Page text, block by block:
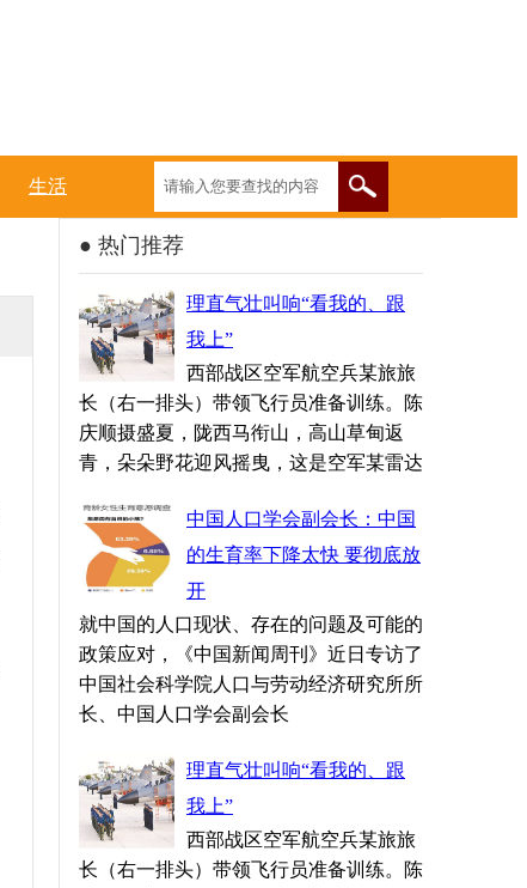
生活
● 热门推荐
理直气壮叫响“看我的、跟
我上”
西部战区空军航空兵某旅旅
长（右一排头）带领飞行员准备训练。陈
庆顺摄盛夏，陇西马衔山，高山草甸返
青，朵朵野花迎风摇曳，这是空军某雷达
中国人口学会副会长：中国
的生育率下降太快 要彻底放
开
就中国的人口现状、存在的问题及可能的
政策应对，《中国新闻周刊》近日专访了
中国社会科学院人口与劳动经济研究所所
长、中国人口学会副会长
理直气壮叫响“看我的、跟
我上”
西部战区空军航空兵某旅旅
长（右一排头）带领飞行员准备训练。陈